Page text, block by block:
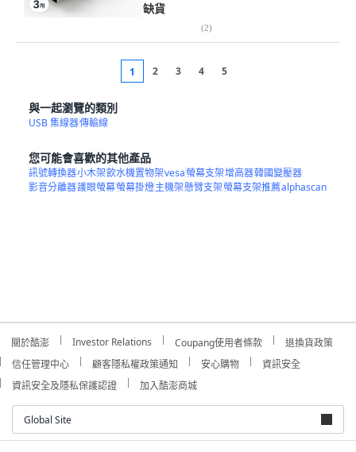
缺貨
(2)
1 2 3 4 5
與一起瀏覽的類別
USB 集線器傳輸線
您可能會喜歡的其他產品
訊號轉換器小木架飲水機置物架vesa螢幕支架增高器韓國變壓器
影音分離器護眼螢幕螢幕掛燈主機架懸臂支架螢幕支架推薦alphascan
關於酷澎 Investor Relations Coupang使用者條款
退換貨政策
信任管理中心
顧客隱私權政策通知 安心購物
資訊安全
資訊安全及隱私保護認證
加入酷澎商城
Global Site